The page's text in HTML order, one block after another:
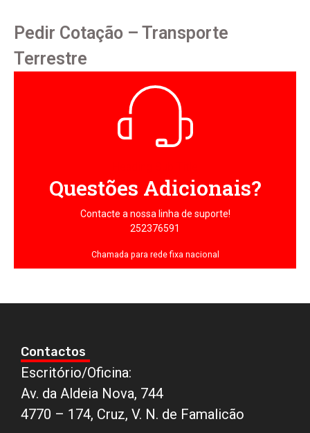
Pedir Cotação – Transporte
Terrestre
Questões Adicionais?
Contacte a nossa linha de suporte!
252376591
Chamada para rede fixa nacional
Contactos
Escritório/Oficina:
Av. da Aldeia Nova, 744
4770 – 174, Cruz, V. N. de Famalicão